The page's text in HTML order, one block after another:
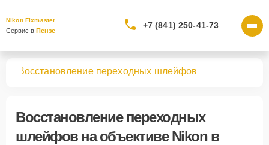
Nikon Fixmaster
Сервис в Пензе
+7 (841) 250-41-73
Восстановление переходных шлейфов
Восстановление переходных
шлейфовна объективе Nikon в